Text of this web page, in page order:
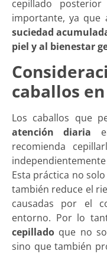
cepillado
importante, ya que
suciedad
piel y al bienestar
caballos
Los caballos que
atención diaria
recomienda
Esta práctica no
también reduce el
causadas por el
entorno. Por lo
cepillado que no
sino que también